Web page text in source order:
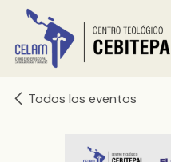
Ir al contenido
Todos los eventos